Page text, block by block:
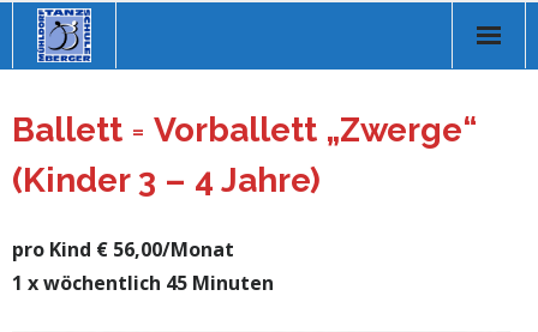
Über uns
Online Kurse
Ballett = Vorballett „Zwerge“
(Kinder 3 – 4 Jahre)
pro Kind € 56,00/Monat
1 x wöchentlich 45 Minuten